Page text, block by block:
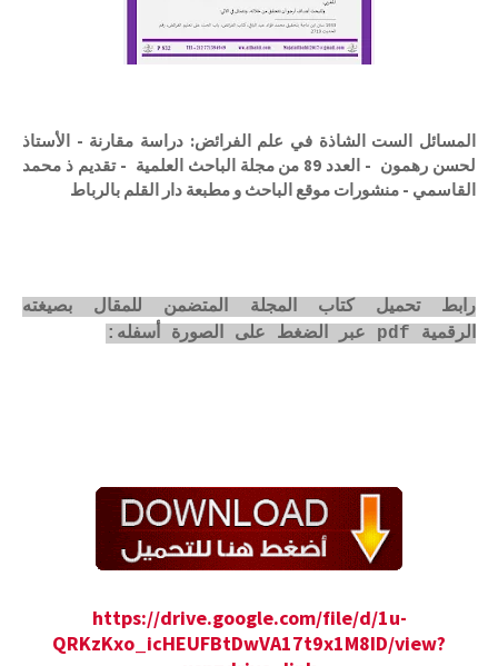
المسائل الست الشاذة في علم الفرائض: دراسة مقارنة - الأستاذ
لحسن رهمون - العدد 89 من مجلة الباحث العلمية - تقديم ذ محمد
القاسمي - منشورات موقع الباحث و مطبعة دار القلم بالرباط
رابط تحميل كتاب المجلة المتضمن للمقال بصيغته
الرقمية pdf عبر الضغط على الصورة أسفله:
https://drive.google.com/file/d/1u-
QRKzKxo_icHEUFBtDwVA17t9x1M8ID/view?